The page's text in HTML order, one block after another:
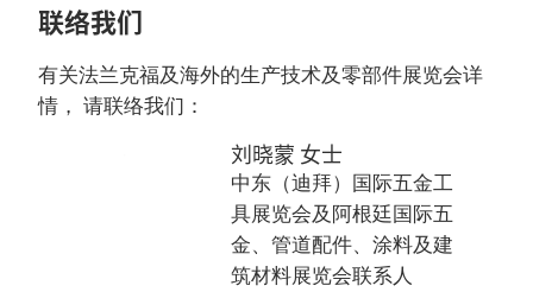
联络我们
有关法兰克福及海外的生产技术及零部件展览会详
情， 请联络我们：
刘晓蒙 女士
中东（迪拜）国际五金工
具展览会及阿根廷国际五
金、管道配件、涂料及建
筑材料展览会联系人